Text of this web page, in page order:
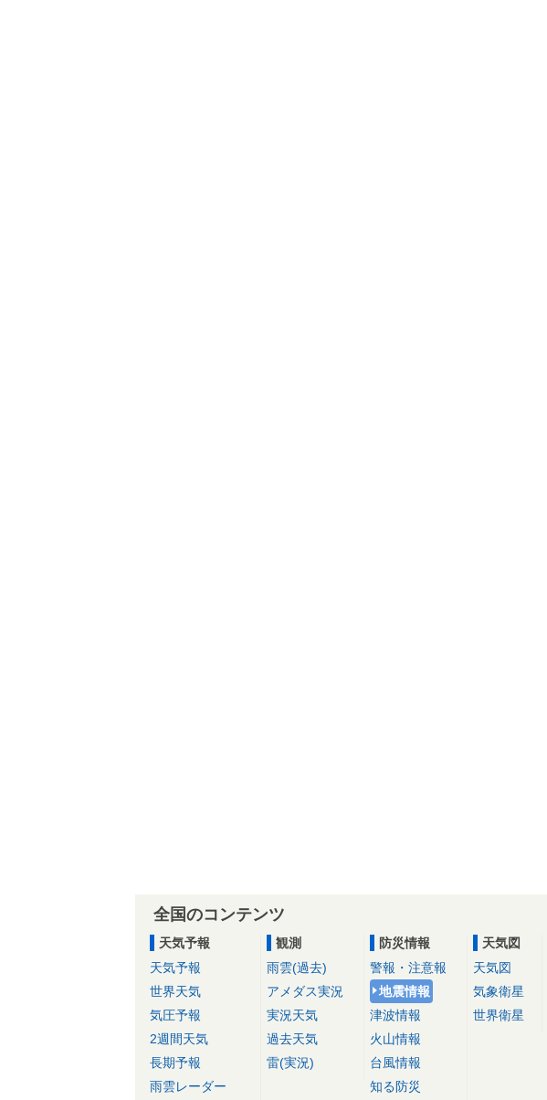
全国のコンテンツ
天気予報
天気予報
世界天気
気圧予報
2週間天気
長期予報
雨雲レーダー
観測
雨雲(過去)
アメダス実況
実況天気
過去天気
雷(実況)
防災情報
警報・注意報
地震情報
津波情報
火山情報
台風情報
知る防災
天気図
天気図
気象衛星
世界衛星